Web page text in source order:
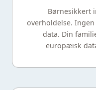
Børnesikkert
overholdelse.
data. Din
europæisk